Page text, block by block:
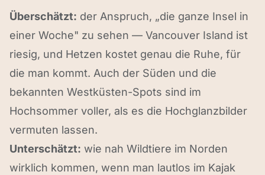
Überschätzt: der Anspruch, „die ganze Insel in
einer Woche" zu sehen — Vancouver Island ist
riesig, und Hetzen kostet genau die Ruhe, für
die man kommt. Auch der Süden und die
bekannten Westküsten-Spots sind im
Hochsommer voller, als es die Hochglanzbilder
vermuten lassen.
Unterschätzt: wie nah Wildtiere im Norden
wirklich kommen, wenn man lautlos im Kajak